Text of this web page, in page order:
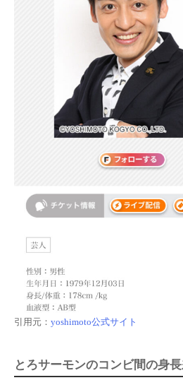
引用元： yoshimoto公式サイト
とろサーモンのコンビ間の身